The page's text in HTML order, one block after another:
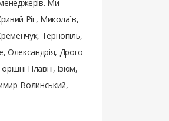
Ми
Ріг, Миколаїв,
Тернопіль,
Олександрія, Дрого
Плавні, Ізюм,
Волинський,